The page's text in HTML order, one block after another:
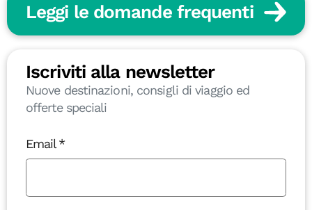
Leggi le domande frequenti
Iscriviti alla newsletter
Nuove destinazioni, consigli di viaggio ed
offerte speciali
Email